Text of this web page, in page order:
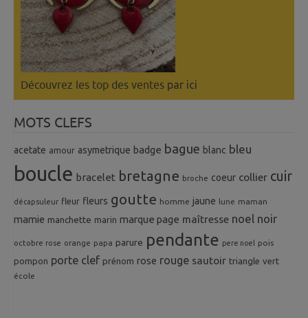
Découvrez les top des ventes par ici
MOTS CLEFS
acetate amour asymetrique badge bague blanc bleu
boucle bracelet bretagne broche coeur collier cuir
décapsuleur fleur fleurs goutte homme jaune lune maman
mamie manchette marin marque page maîtresse noel noir
octobre rose orange papa parure pendante pere noel pois
pompon porte clef prénom rose rouge sautoir triangle vert
école